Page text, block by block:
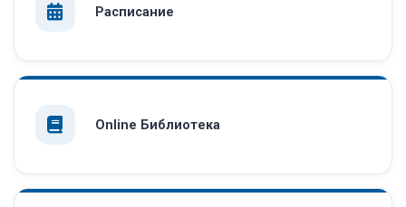
Расписание
Online Библиотека